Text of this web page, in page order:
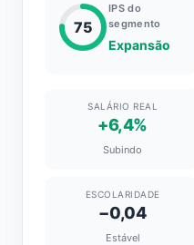
75
IPS do
segmento
Expansão
SALÁRIO REAL
+6,4%
Subindo
ESCOLARIDADE
−0,04
Estável